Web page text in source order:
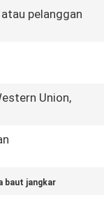
pelanggan
Union,
baut jangkar